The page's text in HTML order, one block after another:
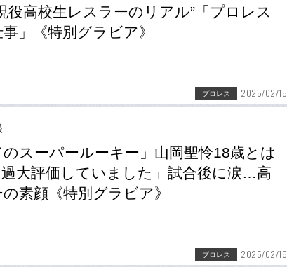
役高校生レスラーのリアル”「プロレス
」《特別グラビア》
プロレス 2025/02/15
のスーパールーキー」山岡聖怜18歳とは
大評価していました」試合後に涙…高
素顔《特別グラビア》
プロレス 2025/02/15